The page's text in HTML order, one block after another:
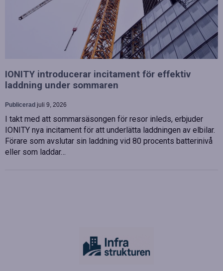
IONITY introducerar incitament för effektiv
laddning under sommaren
Publicerad juli 9, 2026
I takt med att sommarsäsongen för resor inleds, erbjuder
IONITY nya incitament för att underlätta laddningen av elbilar.
Förare som avslutar sin laddning vid 80 procents batterinivå
eller som laddar…